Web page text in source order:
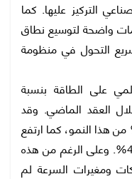
التركيز عليها. كما
واضحة لتوسيع نطاق
التحول في منظومة
العالمي على الطاقة بنسبة
العقد الماضي. وقد
الصناعي في قرابة 40% من هذا النمو، كما ارتفع
استهلاك الكهرباء في الصناعة بنسبة 4%. وعلى الرغم من هذه
ومغيرات السرعة لم